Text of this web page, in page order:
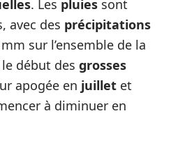
. Les pluies sont
avec des précipitations
sur l’ensemble de la
début des grosses
apogée en juillet et
à diminuer en